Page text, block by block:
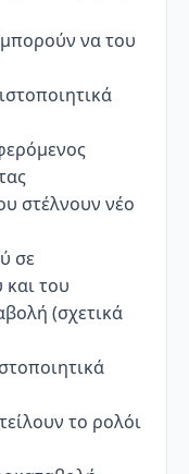
να του
στέλνουν νέο
σε
και του
(σχετικά
το ρολόι